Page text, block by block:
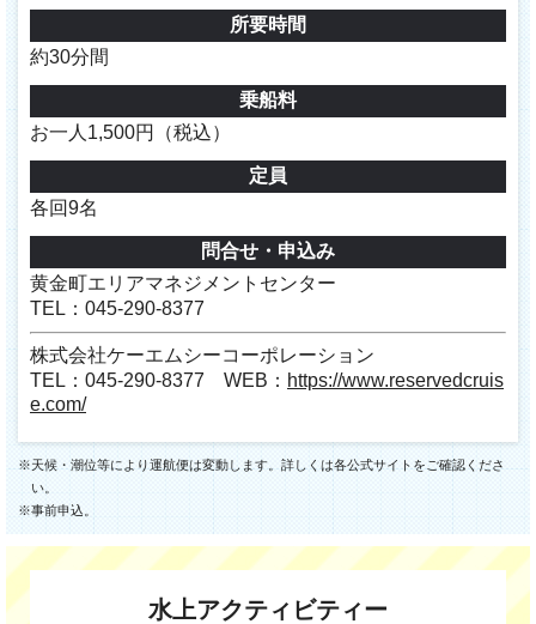
所要時間
約30分間
乗船料
お一人1,500円（税込）
定員
各回9名
問合せ・申込み
黄金町エリアマネジメントセンター
TEL：045-290-8377
株式会社ケーエムシーコーポレーション
TEL：045-290-8377 WEB： https://www.reservedcruis
e.com/
※天候・潮位等により運航便は変動します。詳しくは各公式サイトをご確認くださ
い。
※事前申込。
水上アクティビティー